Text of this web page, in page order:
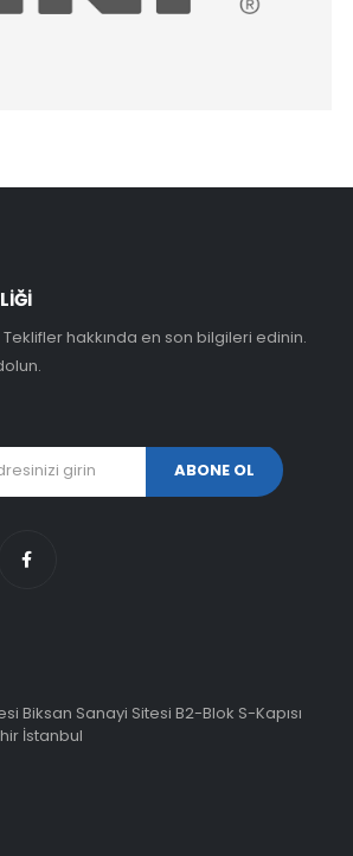
Teklifler hakkında en son bilgileri edinin.
Biksan Sanayi Sitesi B2-Blok S-Kapısı
İstanbul